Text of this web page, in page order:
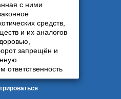
с ними
средств,
и их аналогов
запрещён и
ответственность